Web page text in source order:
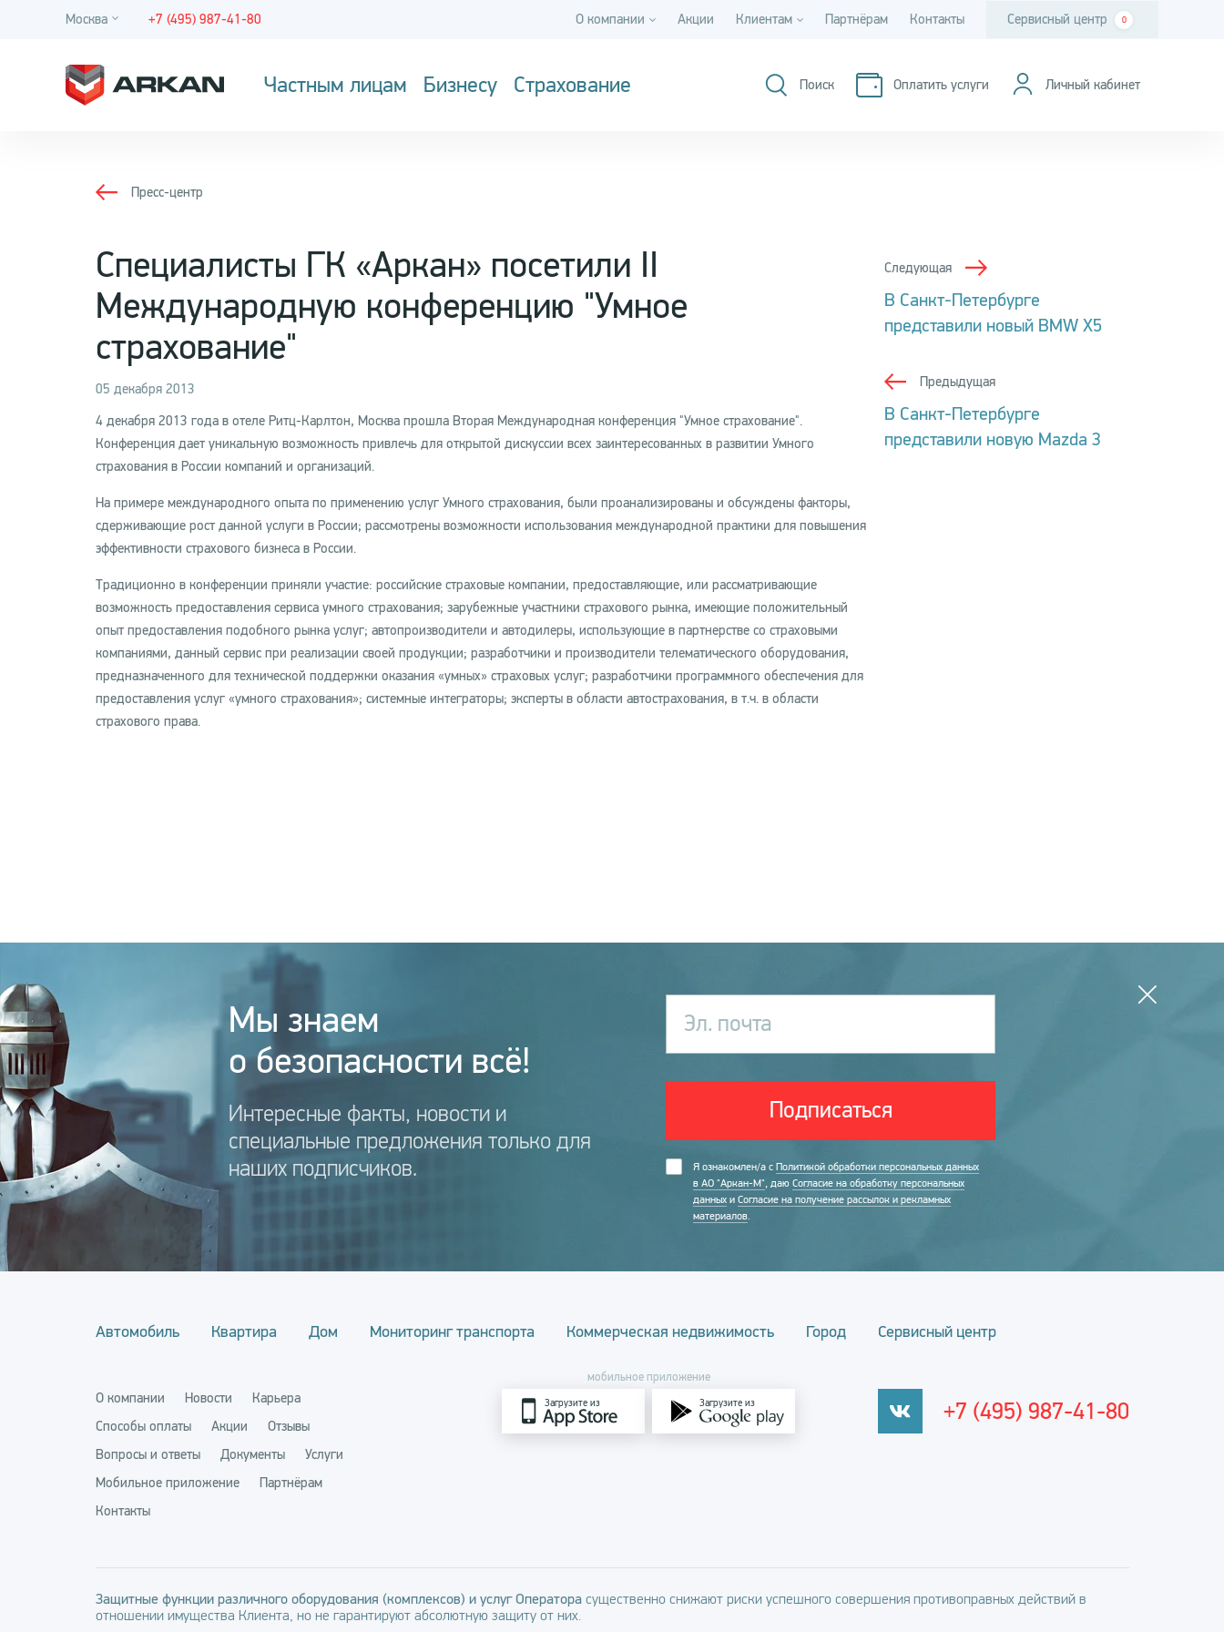
Москва +7 (495) 987-41-80 О компании Акции Клиентам Партнёрам Контакты Сервисный центр 0
Частным лицам Бизнесу Страхование Поиск Оплатить услуги Личный кабинет
Пресс-центр
Специалисты ГК «Аркан» посетили II
Международную конференцию "Умное
страхование"
05 декабря 2013
4 декабря 2013 года в отеле Ритц-Карлтон, Москва прошла Вторая Международная конференция "Умное страхование".
Конференция дает уникальную возможность привлечь для открытой дискуссии всех заинтересованных в развитии Умного
страхования в России компаний и организаций.
На примере международного опыта по применению услуг Умного страхования, были проанализированы и обсуждены факторы,
сдерживающие рост данной услуги в России; рассмотрены возможности использования международной практики для повышения
эффективности страхового бизнеса в России.
Традиционно в конференции приняли участие: российские страховые компании, предоставляющие, или рассматривающие
возможность предоставления сервиса умного страхования; зарубежные участники страхового рынка, имеющие положительный
опыт предоставления подобного рынка услуг; автопроизводители и автодилеры, использующие в партнерстве со страховыми
компаниями, данный сервис при реализации своей продукции; разработчики и производители телематического оборудования,
предназначенного для технической поддержки оказания «умных» страховых услуг; разработчики программного обеспечения для
предоставления услуг «умного страхования»; системные интеграторы; эксперты в области автострахования, в т.ч. в области
страхового права.
Следующая
В Санкт-Петербурге
представили новый BMW X5
Предыдущая
В Санкт-Петербурге
представили новую Mazda 3
Мы знаем
о безопасности всё!
Интересные факты, новости и
специальные предложения только для
наших подписчиков.
Эл. почта
Подписаться
Я ознакомлен/а с Политикой обработки персональных данных
в АО "Аркан-М", даю Согласие на обработку персональных
данных и Согласие на получение рассылок и рекламных
материалов.
Автомобиль Квартира Дом Мониторинг транспорта Коммерческая недвижимость Город Сервисный центр
О компании Новости
Карьера
Способы оплаты
Акции
Отзывы
Вопросы и ответы
Документы
Услуги
Мобильное приложение
Партнёрам
Контакты
мобильное приложение
Загрузите из Загрузите из +7 (495) 987-41-80
Защитные функции различного оборудования (комплексов) и услуг Оператора существенно снижают риски успешного совершения противоправных действий в
отношении имущества Клиента, но не гарантируют абсолютную защиту от них.